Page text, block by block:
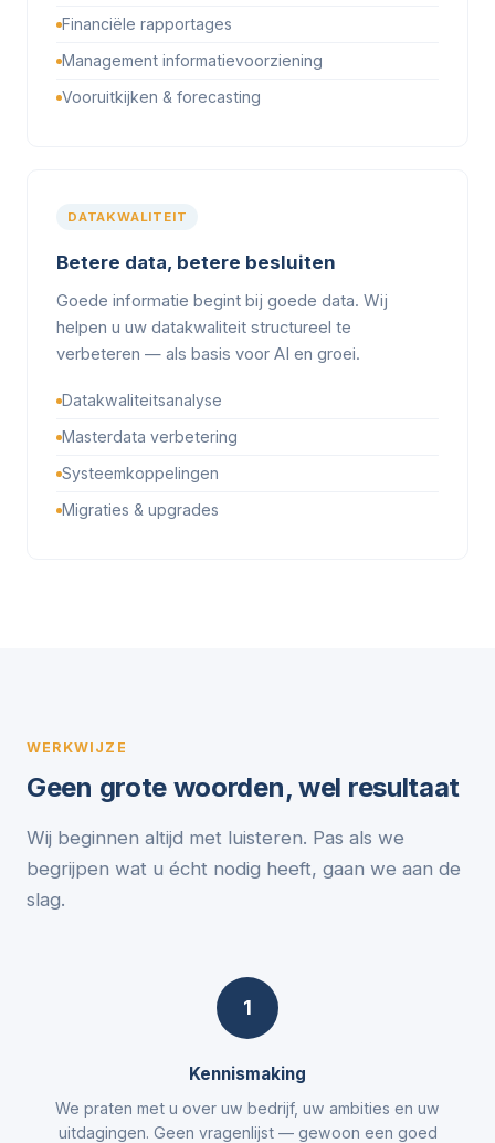
Financiële rapportages
Management informatievoorziening
Vooruitkijken & forecasting
DATAKWALITEIT
Betere data, betere besluiten
Goede informatie begint bij goede data. Wij
helpen u uw datakwaliteit structureel te
verbeteren — als basis voor AI en groei.
Datakwaliteitsanalyse
Masterdata verbetering
Systeemkoppelingen
Migraties & upgrades
WERKWIJZE
Geen grote woorden, wel resultaat
Wij beginnen altijd met luisteren. Pas als we
begrijpen wat u écht nodig heeft, gaan we aan de
slag.
1
Kennismaking
We praten met u over uw bedrijf, uw ambities en uw
uitdagingen. Geen vragenlijst — gewoon een goed